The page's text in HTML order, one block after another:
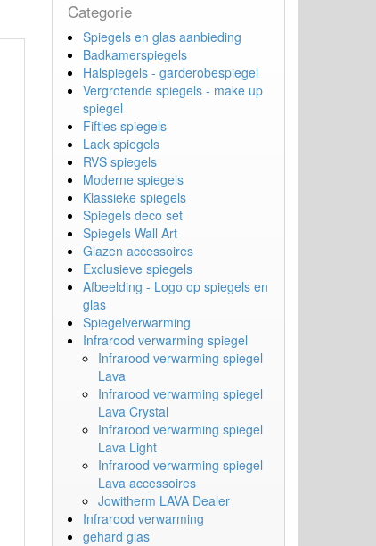
Categorie
Spiegels en glas aanbieding
Badkamerspiegels
Halspiegels - garderobespiegel
Vergrotende spiegels - make up
spiegel
Fifties spiegels
Lack spiegels
RVS spiegels
Moderne spiegels
Klassieke spiegels
Spiegels deco set
Spiegels Wall Art
Glazen accessoires
Exclusieve spiegels
Afbeelding - Logo op spiegels en
glas
Spiegelverwarming
Infrarood verwarming spiegel
Infrarood verwarming spiegel
Lava
Infrarood verwarming spiegel
Lava Crystal
Infrarood verwarming spiegel
Lava Light
Infrarood verwarming spiegel
Lava accessoires
Jowitherm LAVA Dealer
Infrarood verwarming
gehard glas